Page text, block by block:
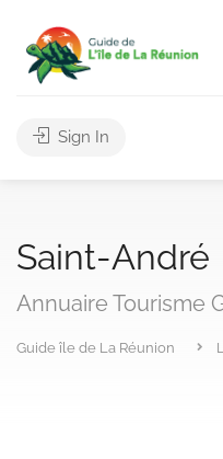
Sign In
Saint-André
Annuaire Tourisme
Guide île de La Réunion